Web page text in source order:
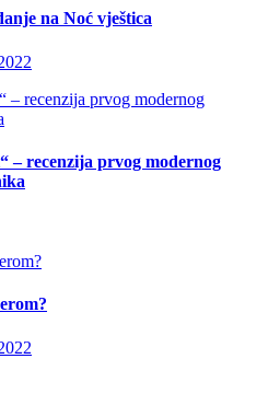
na Noć vještica
– recenzija prvog modernog